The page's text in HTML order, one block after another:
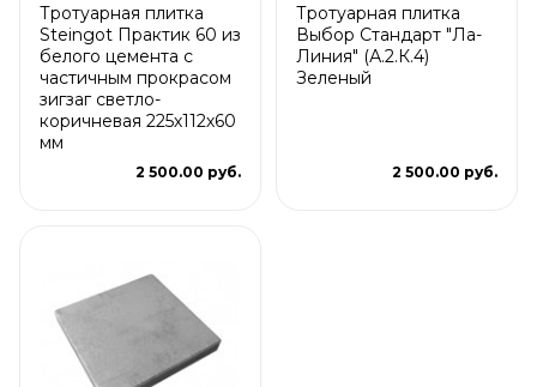
Тротуарная плитка
Steingot Практик 60 из
белого цемента с
частичным прокрасом
зигзаг светло-
коричневая 225х112х60
мм
2 500.00 руб.
Тротуарная плитка
Выбор Стандарт "Ла-
Линия" (А.2.К.4)
Зеленый
2 500.00 руб.